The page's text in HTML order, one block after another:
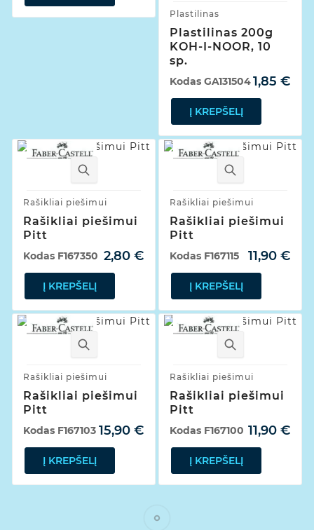
Plastilinas
Plastilinas 200g
KOH-I-NOOR, 10
sp.
1,85 €
Kodas GA131504
Į KREPŠELĮ
Rašikliai piešimui
Rašikliai piešimui
Pitt
2,80 €
Kodas F167350
Į KREPŠELĮ
Rašikliai piešimui
Rašikliai piešimui
Pitt
11,90 €
Kodas F167115
Į KREPŠELĮ
Rašikliai piešimui
Rašikliai piešimui
Pitt
15,90 €
Kodas F167103
Į KREPŠELĮ
Rašikliai piešimui
Rašikliai piešimui
Pitt
11,90 €
Kodas F167100
Į KREPŠELĮ